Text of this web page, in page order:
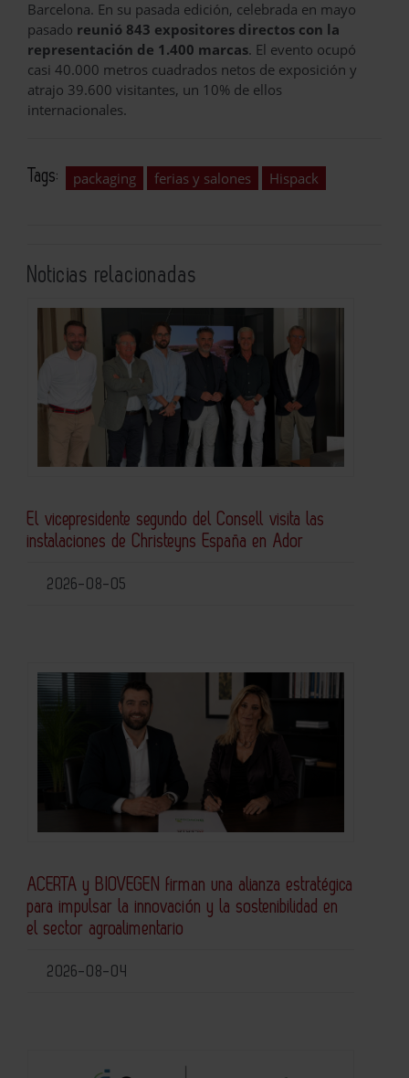
Barcelona. En su pasada edición, celebrada en mayo
pasado reunió 843 expositores directos con la
representación de 1.400 marcas. El evento ocupó
casi 40.000 metros cuadrados netos de exposición y
atrajo 39.600 visitantes, un 10% de ellos
internacionales.
Tags: packaging ferias y salones Hispack
Noticias relacionadas
El vicepresidente segundo del Consell visita las
instalaciones de Christeyns España en Ador
2026-08-05
ACERTA y BIOVEGEN firman una alianza estratégica
para impulsar la innovación y la sostenibilidad en
el sector agroalimentario
2026-08-04